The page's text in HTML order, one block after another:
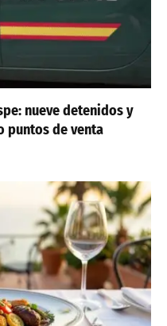
nueve detenidos y
puntos de venta